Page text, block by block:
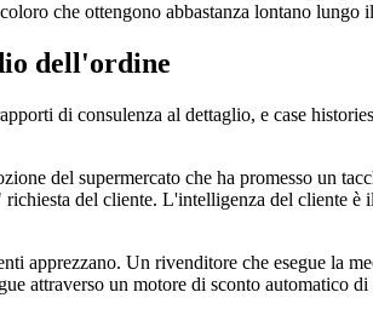
che ottengono abbastanza lontano lungo
dell'ordine
di consulenza al dettaglio, e case
del supermercato che ha promesso un
del cliente. L'intelligenza del cliente
apprezzano. Un rivenditore che esegue la
attraverso un motore di sconto automatico